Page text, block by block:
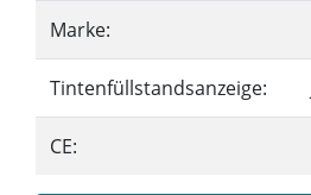
Marke:
Tintenfüllstandsanzeige:
CE: